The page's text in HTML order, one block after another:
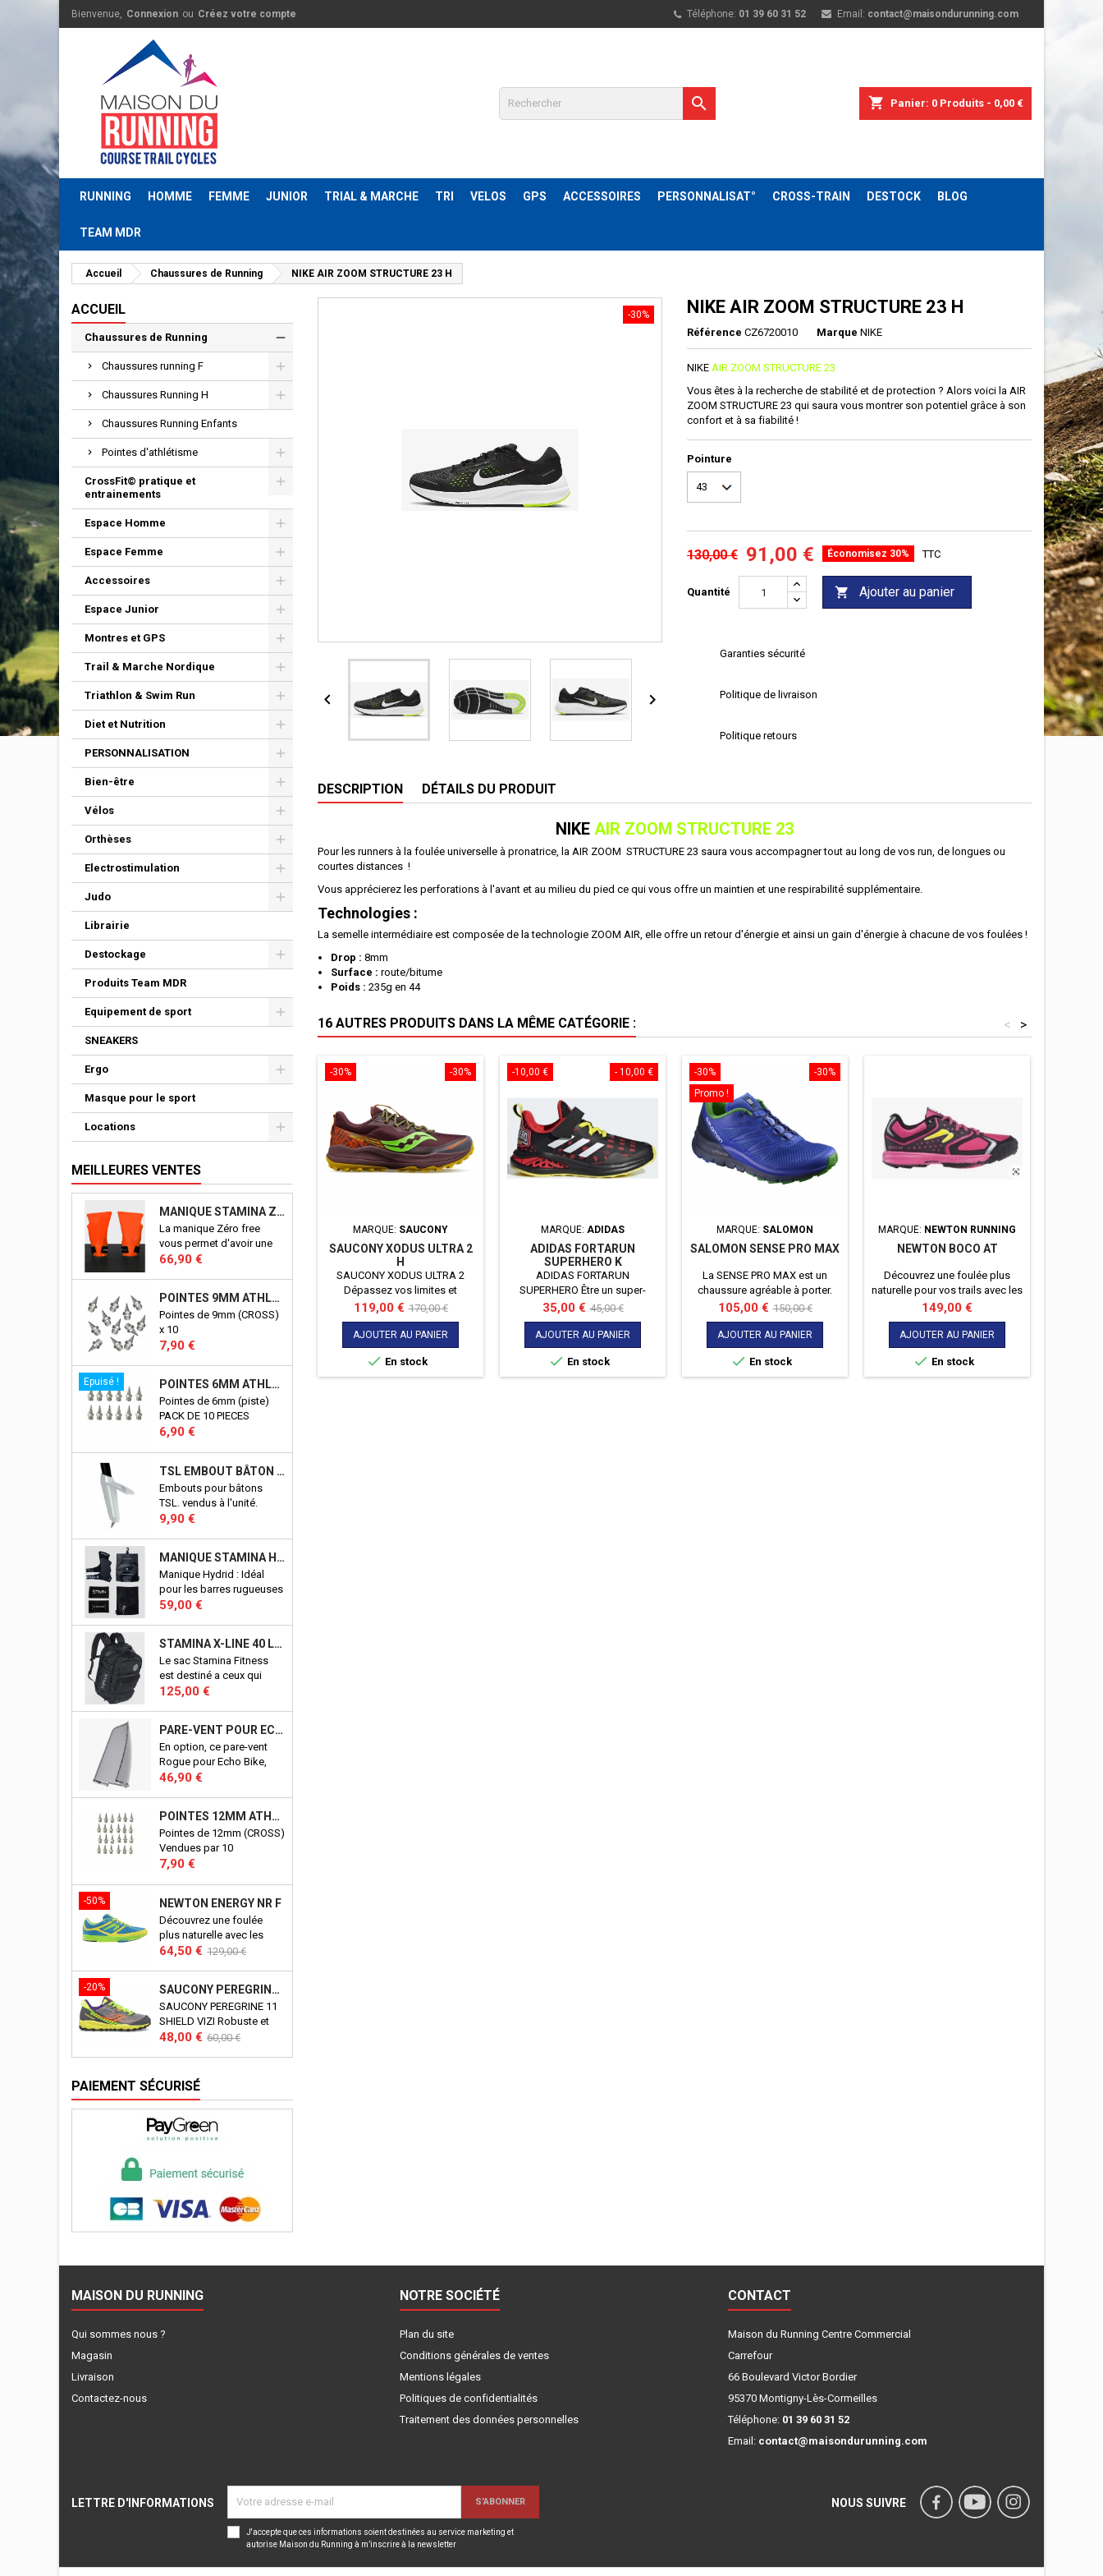
Téléphone: 01 39 60 31 52 Email: contact@maisondurunning.com
Bienvenue, Connexion ou Créez votre compte
 shopping_cart Panier: 0Produits - 0,00 €
RUNNING HOMME FEMME JUNIOR TRIAL & MARCHE TRI VELOS GPS ACCESSOIRES PERSONNALISAT° CROSS-TRAIN DESTOCK BLOG
TEAM MDR
Accueil Chaussures de Running NIKE AIR ZOOM STRUCTURE 23 H
ACCUEIL
Chaussures de Running
Chaussures running F
Chaussures Running H
Chaussures Running Enfants
Pointes d'athlétisme
CrossFit© pratique et
entrainements
Espace Homme
Espace Femme
Accessoires
Espace Junior
Montres et GPS
Trail & Marche Nordique
Triathlon & Swim Run
Diet et Nutrition
PERSONNALISATION
Bien-être
Vélos
Orthèses
Electrostimulation
Judo
Librairie
Destockage
Produits Team MDR
Equipement de sport
SNEAKERS
Ergo
Masque pour le sport
Locations
MEILLEURES VENTES
MANIQUE STAMINA ZERO FREE
La manique Zéro free
vous permet d'avoir une
excellente prise en mains
anneaux etc...
Prix
66,90 €
POINTES 9MM ATHLÉTISME
Pointes de 9mm (CROSS)
x 10
Prix
7,90 €
Epuisé ! POINTES 6MM ATHLÉTISME
Pointes de 6mm (piste)
PACK DE 10 PIECES
Prix
6,90 €
TSL EMBOUT BÂTON TSL
Embouts pour bâtons
TSL. vendus à l'unité.
Prix
9,90 €
MANIQUE STAMINA HYBRID
Manique Hydrid : Idéal
pour les barres rugueuses
et lisses. Adhérence
performances élevées sur
les barres sales ou
mouillées. Excellents
aussi pour les anneaux.
Prix
59,00 €
STAMINA X-LINE 40 LITRES
Le sac Stamina Fitness
est destiné a ceux qui
veulent un sac qui permet
la pratique du CrossFit©.
D'une conceptions
robuste, il vous
accompagnera pendant
compétition. Aucun détail,
n'a été laissé au hasard !
Prix
125,00 €
PARE-VENT POUR ECHO BIKE ROGUE (ECHO BIKE WIND GUARD V3)
En option, ce pare-vent
Rogue pour Echo Bike,
vous protègera du vent
Produit officiel Rogue.
Prix
46,90 €
POINTES 12MM ATHLÉTISME
Pointes de 12mm (CROSS)
Vendues par 10
Prix
7,90 €
-50% NEWTON ENERGY NR F
Découvrez une foulée
plus naturelle avec les
newton energy.
Prix
64,50 € Prix
base
129,00 €
-20% SAUCONY PEREGRINE 11 SHIELD VIZI J
SAUCONY PEREGRINE 11
SHIELD VIZI Robuste et
polyvalente, la Peregrine
Imperméable, elle saura
accompagner votre enfant
dans tous ses périples !
Prix
48,00 € Prix
60,00 €
PAIEMENT SÉCURISÉ
-30%
 
NIKE AIR ZOOM STRUCTURE 23 H
Référence CZ6720010 Marque NIKE
NIKE AIR ZOOM STRUCTURE 23
Vous êtes à la recherche de stabilité et de protection ? Alors voici la AIR
ZOOM STRUCTURE 23 qui saura vous montrer son potentiel grâce à son
confort et à sa fiabilité !
Pointure
130,00 € 91,00 € Économisez 30% TTC
Quantité  Ajouter au panier
Garanties sécurité
Politique de livraison
Politique retours
DESCRIPTION DÉTAILS DU PRODUIT
NIKE AIR ZOOM STRUCTURE 23
Pour les runners à la foulée universelle à pronatrice, la AIR ZOOM STRUCTURE 23 saura vous accompagner tout au long de vos run, de longues ou
courtes distances !
Vous apprécierez les perforations à l'avant et au milieu du pied ce qui vous offre un maintien et une respirabilité supplémentaire.
Technologies :
La semelle intermédiaire est composée de la technologie ZOOM AIR, elle offre un retour d'énergie et ainsi un gain d'énergie à chacune de vos foulées !
Drop : 8mm
Surface : route/bitume
Poids : 235g en 44
16 AUTRES PRODUITS DANS LA MÊME CATÉGORIE : >
<
-30%
-30%
MARQUE: SAUCONY
SAUCONY XODUS ULTRA 2
H
SAUCONY XODUS ULTRA 2
Dépassez vos limites et
parcourez toujours plus de
distance !
Prix
119,00 € Prix
de
base
170,00 €
AJOUTER AU PANIER
 En stock
- 10,00 €
-10,00 €
MARQUE: ADIDAS
ADIDAS FORTARUN
SUPERHERO K
ADIDAS FORTARUN
SUPERHERO Être un super-
héros en devenir exige du
travail, et les tout-petits
prennent la chose très au
sérieux. Cette chaussure adidas
inspirée de la série Marvel
Super Hero Adventures leur
Prix
35,00 € Prix
de
base
45,00 €
AJOUTER AU PANIER
 En stock
-30%
-30%
Promo !
MARQUE: SALOMON
SALOMON SENSE PRO MAX
La SENSE PRO MAX est un
chaussure agréable à porter.
Lègère et souple à la fois.
Prix
105,00 € Prix
de
base
150,00 €
AJOUTER AU PANIER
 En stock
MARQUE: NEWTON RUNNING
NEWTON BOCO AT
Découvrez une foulée plus
naturelle pour vos trails avec les
newton BOCO AT.
Prix
149,00 €
AJOUTER AU PANIER
 En stock
MAISON DU RUNNING
Qui sommes nous ?
Magasin
Livraison
Contactez-nous
NOTRE SOCIÉTÉ
Plan du site
Conditions générales de ventes
Mentions légales
Politiques de confidentialités
Traitement des données personnelles
CONTACT
Maison du Running Centre Commercial
Carrefour
66 Boulevard Victor Bordier
95370 Montigny-Lès-Cormeilles
Téléphone: 01 39 60 31 52
Email: contact@maisondurunning.com
LETTRE D'INFORMATIONS
J'accepte que ces informations soient destinées au service marketing et
autorise Maison du Running à m’inscrire à la newsletter
NOUS SUIVRE